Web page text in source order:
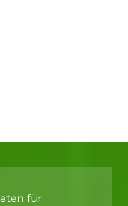
folgendes Formular
Ihre Anfrage.
bei Ihnen.
für